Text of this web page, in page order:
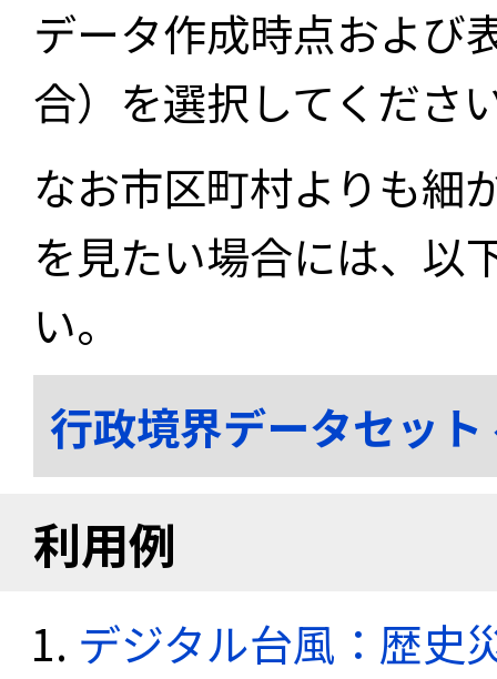
データ作成時点および
合）を選択してくださ
なお市区町村よりも細
を見たい場合には、以
い。
行政境界データセッ
利用例
デジタル台風：歴史